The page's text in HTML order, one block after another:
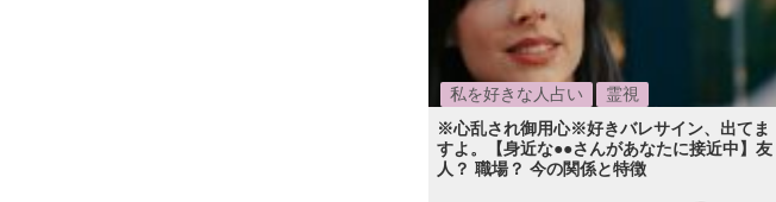
私を好きな人占い
霊視
※心乱され御用心※好きバレサイン、出てま
すよ。【身近な●●さんがあなたに接近中】友
人？ 職場？ 今の関係と特徴